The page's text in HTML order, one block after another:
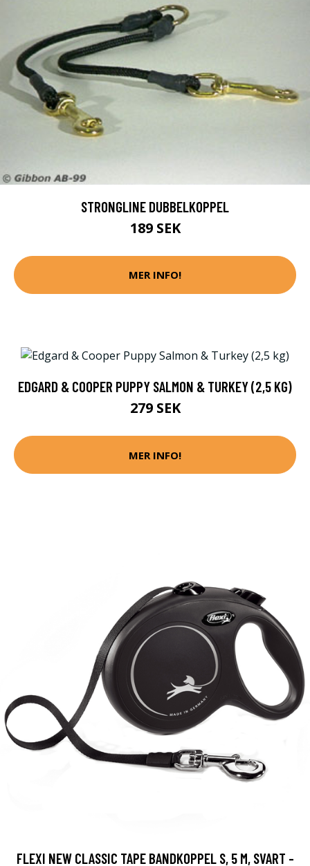
STRONGLINE DUBBELKOPPEL
189 SEK
MER INFO!
EDGARD & COOPER PUPPY SALMON & TURKEY (2,5 KG)
279 SEK
MER INFO!
FLEXI NEW CLASSIC TAPE BANDKOPPEL S, 5 M, SVART -